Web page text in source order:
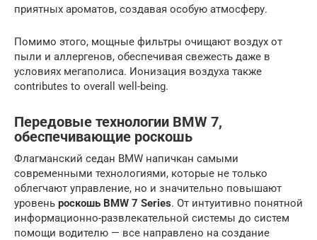
приятных ароматов, создавая особую атмосферу.
Помимо этого, мощные фильтры очищают воздух от
пыли и аллергенов, обеспечивая свежесть даже в
условиях мегаполиса. Ионизация воздуха также
contributes to overall well-being.
Передовые технологии BMW 7,
обеспечивающие роскошь
Флагманский седан BMW напичкан самыми
современными технологиями, которые не только
облегчают управление, но и значительно повышают
уровень роскошь BMW 7 Series. От интуитивно понятной
информационно-развлекательной системы до систем
помощи водителю — все направлено на создание